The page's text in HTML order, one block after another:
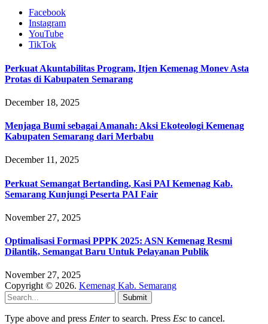
Facebook
Instagram
YouTube
TikTok
Perkuat Akuntabilitas Program, Itjen Kemenag Monev Asta
Protas di Kabupaten Semarang
December 18, 2025
Menjaga Bumi sebagai Amanah: Aksi Ekoteologi Kemenag
Kabupaten Semarang dari Merbabu
December 11, 2025
Perkuat Semangat Bertanding, Kasi PAI Kemenag Kab.
Semarang Kunjungi Peserta PAI Fair
November 27, 2025
Optimalisasi Formasi PPPK 2025: ASN Kemenag Resmi
Dilantik, Semangat Baru Untuk Pelayanan Publik
November 27, 2025
Copyright © 2026. Kemenag Kab. Semarang
Submit
Type above and press Enterto search. Press Esc to cancel.